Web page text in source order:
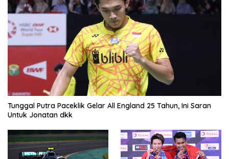
Tunggal Putra Paceklik Gelar All England 25 Tahun, Ini Saran
Untuk Jonatan dkk